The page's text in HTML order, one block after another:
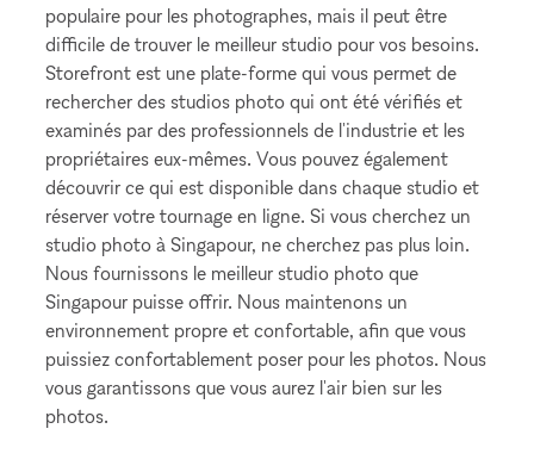
populaire pour les photographes, mais il peut être
difficile de trouver le meilleur studio pour vos besoins.
Storefront est une plate-forme qui vous permet de
rechercher des studios photo qui ont été vérifiés et
examinés par des professionnels de l'industrie et les
propriétaires eux-mêmes. Vous pouvez également
découvrir ce qui est disponible dans chaque studio et
réserver votre tournage en ligne. Si vous cherchez un
studio photo à Singapour, ne cherchez pas plus loin.
Nous fournissons le meilleur studio photo que
Singapour puisse offrir. Nous maintenons un
environnement propre et confortable, afin que vous
puissiez confortablement poser pour les photos. Nous
vous garantissons que vous aurez l'air bien sur les
photos.